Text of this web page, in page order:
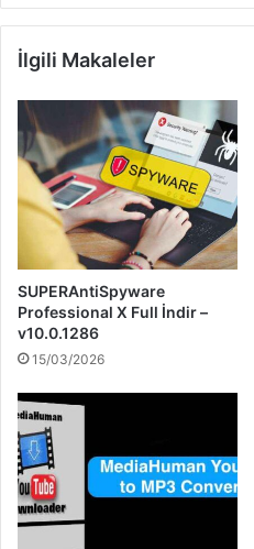
İlgili Makaleler
SUPERAntiSpyware
Professional X Full İndir –
v10.0.1286
15/03/2026